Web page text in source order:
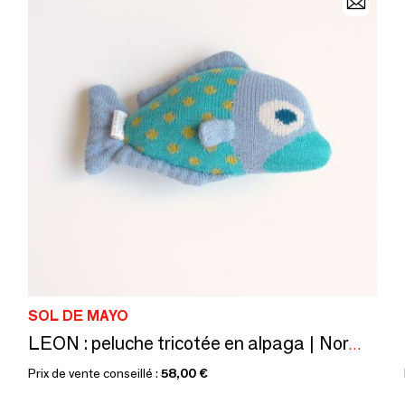
SOL DE MAYO
LEON : peluche tricotée en alpaga | Normes CE
Prix de vente conseillé : 58,00 €